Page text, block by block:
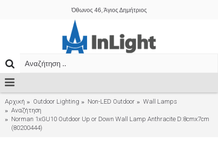
Όθωνος 46, Άγιος Δημήτριος
Αρχική Outdoor Lighting Non-LED Outdoor
Wall Lamps
Αναζήτηση
Norman 1xGU10 Outdoor Up or Down Wall Lamp Anthracite D:8cmx7cm
(80200444)